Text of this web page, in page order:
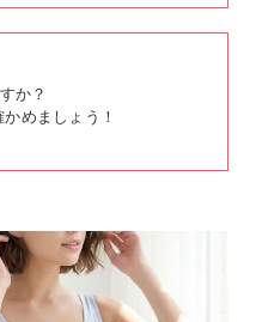
か？
めましょう！